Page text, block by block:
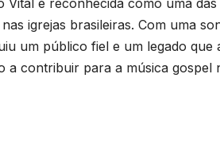
Vital é reconhecida como uma
igrejas brasileiras. Com uma
um público fiel e um legado que
a contribuir para a música gospel